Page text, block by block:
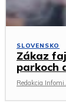
SLOVENSKO
Zákaz
parkoch
Redakcia